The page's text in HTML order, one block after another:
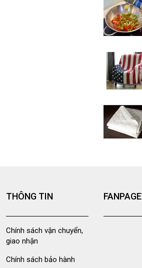
THÔNG TIN
Chính sách vận chuyển,
giao nhận
Chính sách bảo hành
FANPAGE